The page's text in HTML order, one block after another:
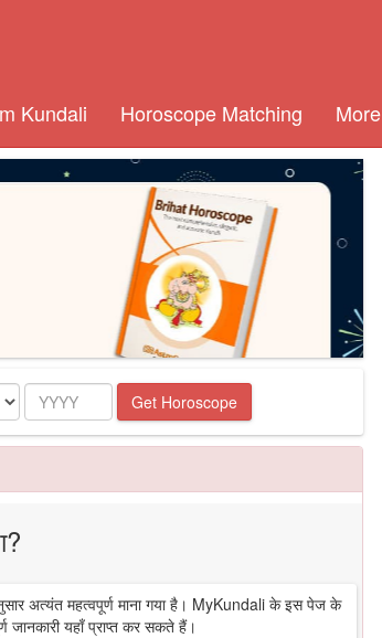
Kundali Horoscope Matching More
Year Get Horoscope
अत्यंत महत्वपूर्ण माना गया है। MyKundali के इस पेज के
यहाँ प्राप्त कर सकते हैं।